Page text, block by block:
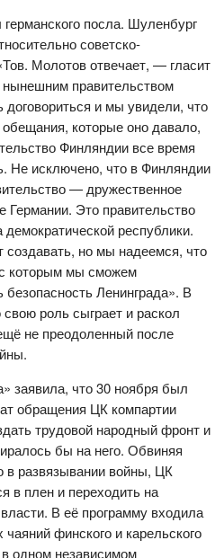
посла. Шуленбург
советско-
Молотов отвечает, — гласит
правительством
и мы увидели, что
которые оно давало,
Финляндии все время
Не исключено, что в Финляндии
— дружественное
Это правительство
республики.
создавать, но мы надеемся, что
которым мы сможем
безопасность Ленинграда». В
роль сыграет и раскол
не преодоленный после
заявила, что 30 ноября был
обращения ЦК компартии
трудовой народный фронт и
бы на него. Обвиняя
в развязывании войны, ЦК
в плен и переходить на
В её программу входила
финского и карельского
одном независимом